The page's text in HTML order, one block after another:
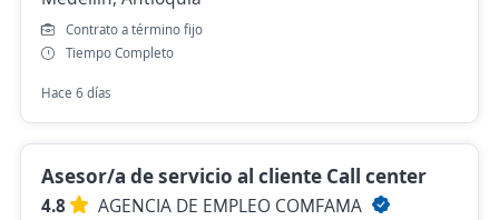
Contrato a término fijo
Tiempo Completo
Hace 6 días
Asesor/a de servicio al cliente Call center
4.8
AGENCIA DE EMPLEO COMFAMA